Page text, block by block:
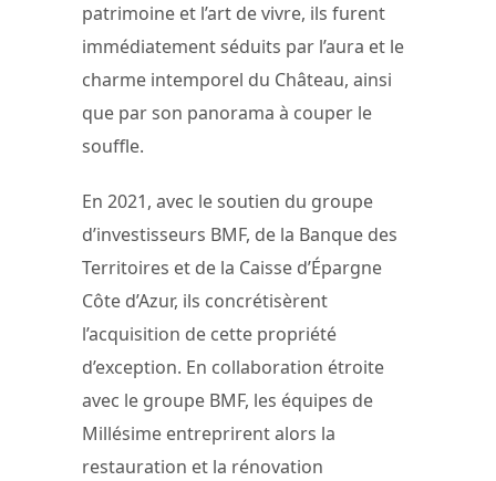
patrimoine et l’art de vivre, ils furent
immédiatement séduits par l’aura et le
charme intemporel du Château, ainsi
que par son panorama à couper le
souffle.
En 2021, avec le soutien du groupe
d’investisseurs BMF, de la Banque des
Territoires et de la Caisse d’Épargne
Côte d’Azur, ils concrétisèrent
l’acquisition de cette propriété
d’exception. En collaboration étroite
avec le groupe BMF, les équipes de
Millésime entreprirent alors la
restauration et la rénovation